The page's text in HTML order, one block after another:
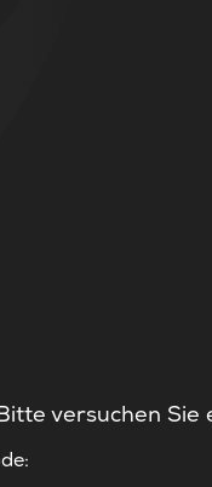
versuchen Sie